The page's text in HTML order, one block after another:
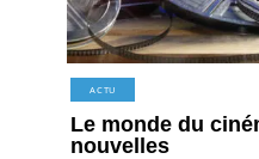
ACTU
Le monde du
nouvelles